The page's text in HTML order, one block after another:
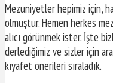
Mezuniyetler hepimiz için,
olmuştur. Hemen herkes
alıcı görünmek ister. İşte
derlediğimiz ve sizler için
kıyafet önerileri sıraladık.